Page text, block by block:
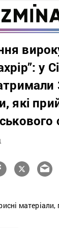
у
які
матеріали,